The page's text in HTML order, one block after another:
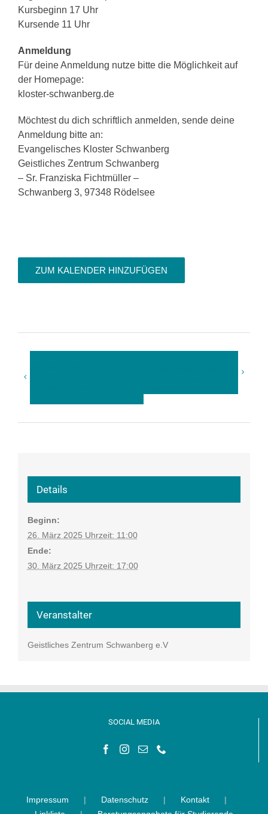
Kursbeginn 17 Uhr
Kursende 11 Uhr
Anmeldung
Für deine Anmeldung nutze bitte die Möglichkeit auf
der Homepage:
kloster-schwanberg.de
Möchtest du dich schriftlich anmelden, sende deine
Anmeldung bitte an:
Evangelisches Kloster Schwanberg
Geistliches Zentrum Schwanberg
– Sr. Franziska Fichtmüller –
Schwanberg 3, 97348 Rödelsee
ZUM KALENDER HINZUFÜGEN
Details
Beginn:
26. März 2025 Uhrzeit: 11:00
Ende:
30. März 2025 Uhrzeit: 17:00
Veranstalter
Geistliches Zentrum Schwanberg e.V
SOCIAL MEDIA
Impressum Datenschutz
Kontakt